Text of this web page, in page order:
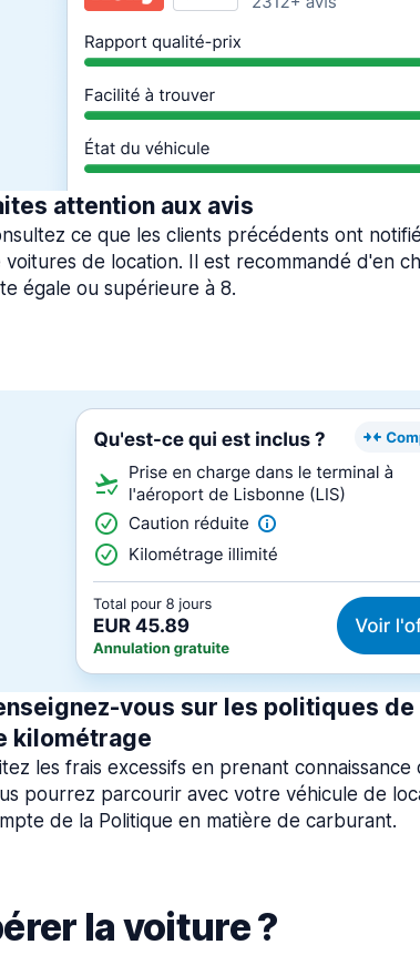
attention aux avis
ce que les clients précédents ont
voitures de location. Il est recommandé d'en
égale ou supérieure à 8.
vous sur les politiques
kilométrage
les frais excessifs en prenant
pourrez parcourir avec votre véhicule de
de la Politique en matière de carburant.
la voiture ?